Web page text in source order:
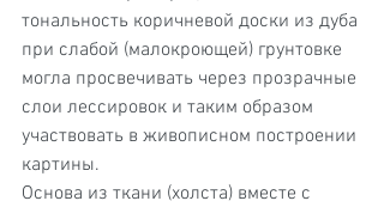
тональность коричневой доски из дуба
при слабой (малокроющей) грунтовке
могла просвечивать через прозрачные
слои лессировок и таким образом
участвовать в живописном построении
картины.
Основа из ткани (холста) вместе с